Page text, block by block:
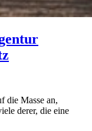
die Masse an,
derer, die eine